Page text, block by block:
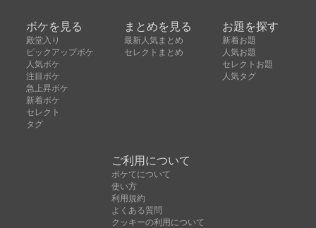
ボケを見る
殿堂入り
ピックアップボケ
人気ボケ
注目ボケ
急上昇ボケ
新着ボケ
セレクト
タグ
まとめを見る
最新人気まとめ
セレクトまとめ
お題を探す
新着お題
人気お題
セレクトお題
人気タグ
ご利用について
ボケてについて
使い方
利用規約
よくある質問
クッキーの利用について